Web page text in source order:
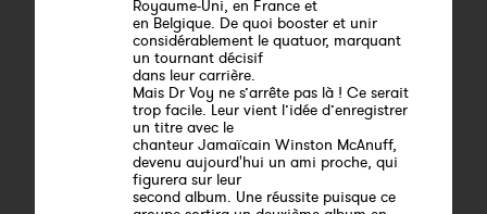
Royaume-Uni, en France et
en Belgique. De quoi booster et unir
considérablement le quatuor, marquant
un tournant décisif
dans leur carrière.
Mais Dr Voy ne s’arrête pas là ! Ce serait
trop facile. Leur vient l’idée d’enregistrer
un titre avec le
chanteur Jamaïcain Winston McAnuff,
devenu aujourd'hui un ami proche, qui
figurera sur leur
second album. Une réussite puisque ce